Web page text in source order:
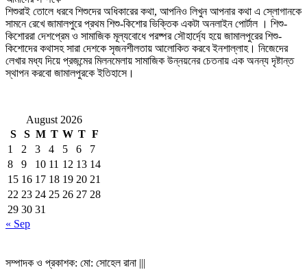
শিশুরাই তোলে ধরবে শিশুদের অধিকারের কথা, আপনিও লিখুন আপনার কথা এ স্লোগানকে
সামনে রেখে জামালপুরে প্রথম শিশু-কিশোর ভিক্তিক একটা অনলাইন পোর্টাল । শিশু-
কিশোররা দেশপ্রেম ও সামাজিক মূল্যবোধে পরষ্পর সৌহার্দ্যে হয়ে জামালপুরের শিশু-
কিশোদের কথাসহ সারা দেশকে সৃজনশীলতায় আলোকিত করবে ইনশাল্লাহ। নিজেদের
লেখার মধ্য দিয়ে প্রজন্মের মিলনমেলায় সামাজিক উন্নয়নের চেতনায় এক অনন্য দৃষ্টান্ত
স্থাপন করবো জামালপুরকে ইতিহাসে।
August 2026
S
S M T W T F
1
2 3 4 5 6
7
8
9 10 11 12 13 14
15 16 17 18 19 20 21
22 23 24 25 26 27 28
29 30 31
« Sep
সম্পাদক ও প্রকাশক: মো: সোহেল রানা |||